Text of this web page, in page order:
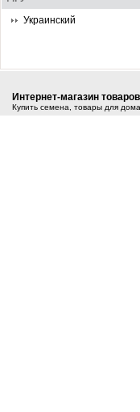
Украинский
Интернет-магазин
Купить семена, товары для